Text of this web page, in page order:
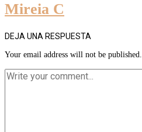
Mireia C
DEJA UNA RESPUESTA
Your email address will not be published.